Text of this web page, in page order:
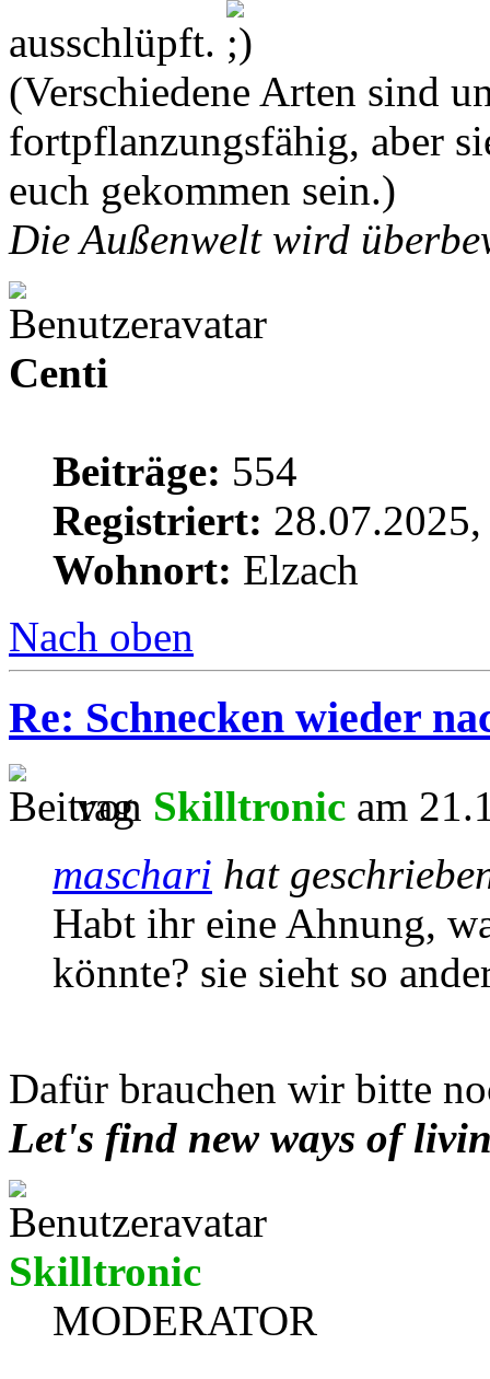
ausschlüpft.
(Verschiedene Arten sind
fortpflanzungsfähig, aber
euch gekommen sein.)
Die Außenwelt wird
Centi
Beiträge: 554
Registriert:
Wohnort: Elzach
Nach oben
Re: Schnecken wieder
von Skilltronic am
maschari hat
Habt ihr eine Ahnung,
könnte? sie sieht so
Dafür brauchen wir bitte
Let's find new ways of
Skilltronic
MODERATOR